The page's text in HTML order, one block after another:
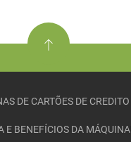
DE CARTÕES DE CREDITO
E BENEFÍCIOS DA